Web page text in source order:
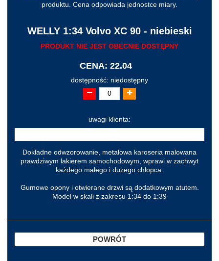
produktu. Cena odpowiada jednostce miary.
WELLY 1:34 Volvo XC 90 - niebieski
PRODUKT NIE JEST OBECNIE DOSTĘPNY
CENA: 22.04
dostępność: niedostępny
uwagi klienta:
Dokładne odwzorowanie, metalowa karoseria malowana
prawdziwym lakierem samochodowym, wprawi w zachwyt
każdego małego i dużego chłopca.
Gumowe opony i otwierane drzwi są dodatkowym atutem.
Model w skali z zakresu 1:34 do 1:39
POWRÓT